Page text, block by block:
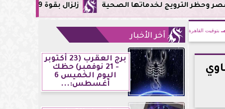
زلزال بقوة 5.9 ريختر يشعر به سكان القاهرة وعدة محافظات.. مركزه شرق البحر المتوسط لخدماتها الصحية
بتوقيت القاهرة
آخر الأخبار
برج العقرب (23 أكتوبر
- 21 نوفمبر) حظك
اليوم الخميس 6
أغسطس:...